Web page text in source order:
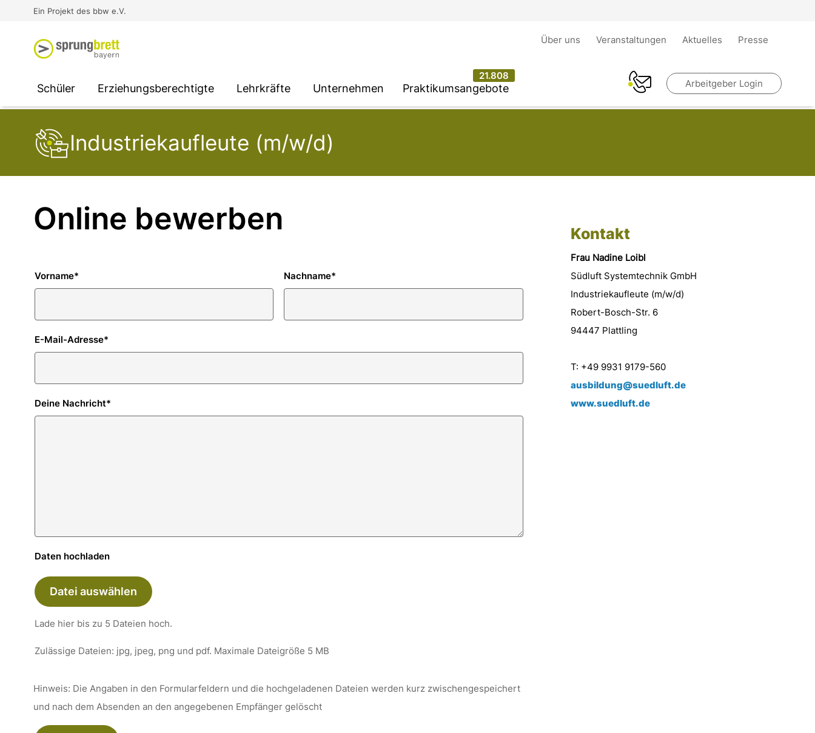
Ein Projekt des bbw e.V.
Über uns Veranstaltungen Aktuelles Presse
Schüler
SOCIAL MEDIA
Erziehungsberechtigte
SOCIAL MEDIA
Lehrkräfte
SOCIAL MEDIA
Unternehmen
Unternehmen
Praktikumsangebote
21.808
Arbeitgeber Login
Industriekaufleute (m/w/d)
Online bewerben
Vorname* Nachname*
E-Mail-Adresse*
Deine Nachricht*
Daten hochladen
Datei auswählen
Lade hier bis zu 5 Dateien hoch.
Zulässige Dateien: jpg, jpeg, png und pdf. Maximale Dateigröße 5 MB
Hinweis: Die Angaben in den Formularfeldern und die hochgeladenen Dateien werden kurz zwischengespeichert
und nach dem Absenden an den angegebenen Empfänger gelöscht
Kontakt
Frau Nadine Loibl
Südluft Systemtechnik GmbH
Industriekaufleute (m/w/d)
Robert-Bosch-Str. 6
94447 Plattling
T: +49 9931 9179-560
ausbildung@suedluft.de
www.suedluft.de